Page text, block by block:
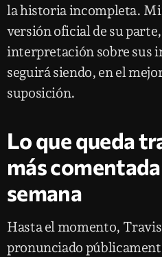
la historia incompleta.
versión oficial de su
interpretación sobre sus
seguirá siendo, en el
suposición.
Lo que queda
más
semana
Hasta el momento,
pronunciado